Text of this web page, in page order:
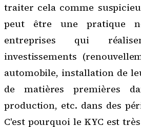
traiter cela comme
peut être une pratique
entreprises qui
investissements
automobile, installation de
de matières premières
production, etc. dans des
C'est pourquoi le KYC est